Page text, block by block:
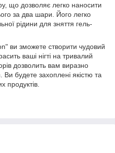
що дозволяє легко наносити
за два шари. Його легко
рідини для зняття гель-
ви зможете створити чудовий
ваші нігті на тривалий
дозволить вам виразно
Ви будете захоплені якістю та
продуктів.